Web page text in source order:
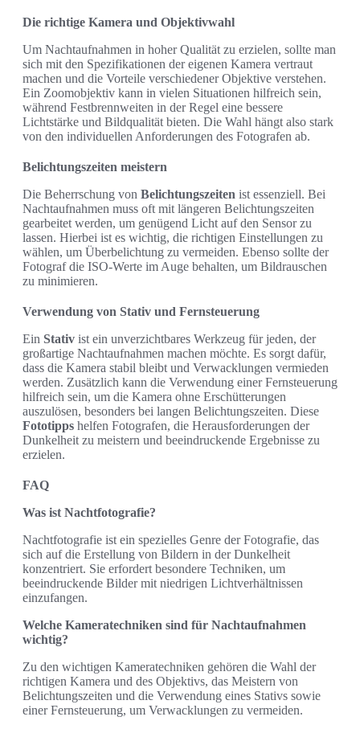
Die richtige Kamera und Objektivwahl
Um Nachtaufnahmen in hoher Qualität zu erzielen, sollte man
sich mit den Spezifikationen der eigenen Kamera vertraut
machen und die Vorteile verschiedener Objektive verstehen.
Ein Zoomobjektiv kann in vielen Situationen hilfreich sein,
während Festbrennweiten in der Regel eine bessere
Lichtstärke und Bildqualität bieten. Die Wahl hängt also stark
von den individuellen Anforderungen des Fotografen ab.
Belichtungszeiten meistern
Die Beherrschung von Belichtungszeiten ist essenziell. Bei
Nachtaufnahmen muss oft mit längeren Belichtungszeiten
gearbeitet werden, um genügend Licht auf den Sensor zu
lassen. Hierbei ist es wichtig, die richtigen Einstellungen zu
wählen, um Überbelichtung zu vermeiden. Ebenso sollte der
Fotograf die ISO-Werte im Auge behalten, um Bildrauschen
zu minimieren.
Verwendung von Stativ und Fernsteuerung
Ein Stativ ist ein unverzichtbares Werkzeug für jeden, der
großartige Nachtaufnahmen machen möchte. Es sorgt dafür,
dass die Kamera stabil bleibt und Verwacklungen vermieden
werden. Zusätzlich kann die Verwendung einer Fernsteuerung
hilfreich sein, um die Kamera ohne Erschütterungen
auszulösen, besonders bei langen Belichtungszeiten. Diese
Fototipps helfen Fotografen, die Herausforderungen der
Dunkelheit zu meistern und beeindruckende Ergebnisse zu
erzielen.
FAQ
Was ist Nachtfotografie?
Nachtfotografie ist ein spezielles Genre der Fotografie, das
sich auf die Erstellung von Bildern in der Dunkelheit
konzentriert. Sie erfordert besondere Techniken, um
beeindruckende Bilder mit niedrigen Lichtverhältnissen
einzufangen.
Welche Kameratechniken sind für Nachtaufnahmen
wichtig?
Zu den wichtigen Kameratechniken gehören die Wahl der
richtigen Kamera und des Objektivs, das Meistern von
Belichtungszeiten und die Verwendung eines Stativs sowie
einer Fernsteuerung, um Verwacklungen zu vermeiden.